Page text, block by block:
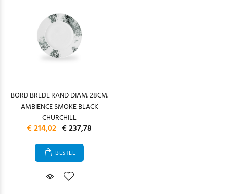
BORD BREDE RAND DIAM. 28CM.
AMBIENCE SMOKE BLACK
CHURCHILL
€ 214,02 € 237,78
BESTEL